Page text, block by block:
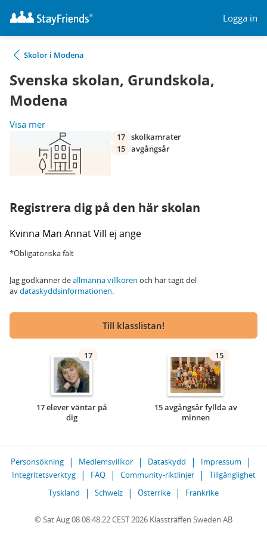
Logga in
Skolor i Modena
Svenska skolan, Grundskola,
Modena
Visa mer
17 skolkamrater
15 avgångsår
Registrera dig på den här skolan
Kvinna Man AnnatVill ej ange
*Obligatoriska fält
Jag godkänner deallmänna villkoren och har tagit del
avdataskyddsinformationen.
Till klasslistan!
17
17 elever väntar på
dig
15
15 avgångsår fyllda av
minnen
Personsökning Medlemsvillkor Dataskydd
Impressum
Integritetsverktyg
FAQ Community-riktlinjer
Tillgänglighet
Tyskland
Schweiz Österrike Frankrike
© Sat Aug 08 08:48:22 CEST 2026 Klassträffen Sweden AB